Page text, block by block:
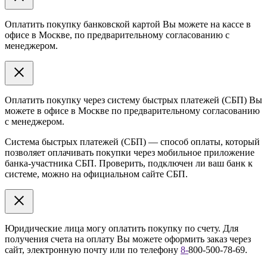
Оплатить покупку банковской картой Вы можете на кассе в
офисе в Москве, по предварительному согласованию с
менеджером.
Оплатить покупку через систему быстрых платежей (СБП) Вы
можете в офисе в Москве по предварительному согласованию
с менеджером.
Система быстрых платежей (СБП) — способ оплаты, который
позволяет оплачивать покупки через мобильное приложение
банка-участника СБП. Проверить, подключен ли ваш банк к
системе, можно на официальном сайте СБП.
Юридические лица могу оплатить покупку по счету. Для
получения счета на оплату Вы можете оформить заказ через
сайт, электронную почту или по телефону 8-800-500-78-69.